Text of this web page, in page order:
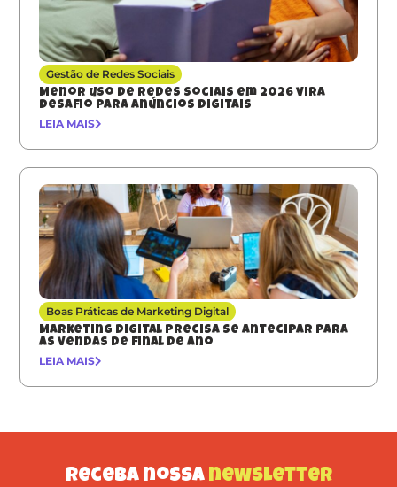
Gestão de Redes Sociais
Menor uso de redes sociais em 2026 vira
desafio para anúncios digitais
LEIA MAIS
Boas Práticas de Marketing Digital
Marketing digital precisa se antecipar para
as vendas de final de ano
LEIA MAIS
Receba nossa newsletter